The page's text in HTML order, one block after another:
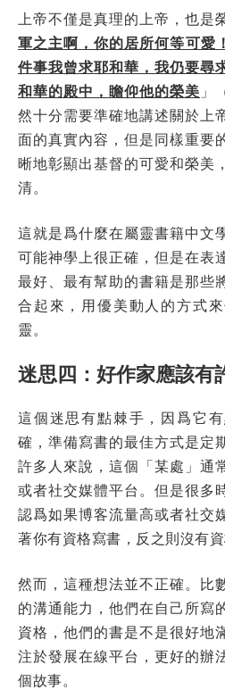
上帝不僅是真理的上帝，也是
軍之主啊，你的居所何等可愛！
件事我曾求耶和華，我仍要尋
和華的殿中，瞻仰他的榮美 」
然十分需要準確地講述關於上
面的真實內容，但是同樣重要
晰地彰顯出基督的可愛和榮美
清。
這就是爲什麼在屬靈書籍中文
可能神學上很正確，但是在表
最好、最有幫助的書籍是那些
合起來，用優美動人的方式
靈。
迷思四：好作家應該有
這個迷思有點棘手，因爲它
確，準備寫書的最佳方式是定
許多人來說，這個「某處」通
或者社交媒體平台。但是很多
認爲如果博客流量高或者社交
著你有資格寫書，反之則沒有資
然而，這種想法並不正確。比
的溝通能力，他們在自己所寫
資格，他們的書是不是很好地
注於發展在線平台，更好的辦
個故事。